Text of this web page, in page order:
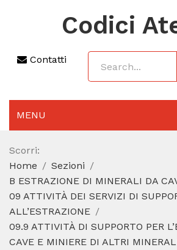
Codici
Contatti
MENU
AGGIORNAMENTO 2025
SEZIONI
CODICE ATECO A COSA SERVE
REGIME FORFETTARIO
CODICE FISCALE
Scorri:
Home
Sezioni
B ESTRAZIONE DI MINERALI DA
09 ATTIVITÀ DEI SERVIZI DI
ALL’ESTRAZIONE
09.9 ATTIVITÀ DI SUPPORTO PER
CAVE E MINIERE DI ALTRI